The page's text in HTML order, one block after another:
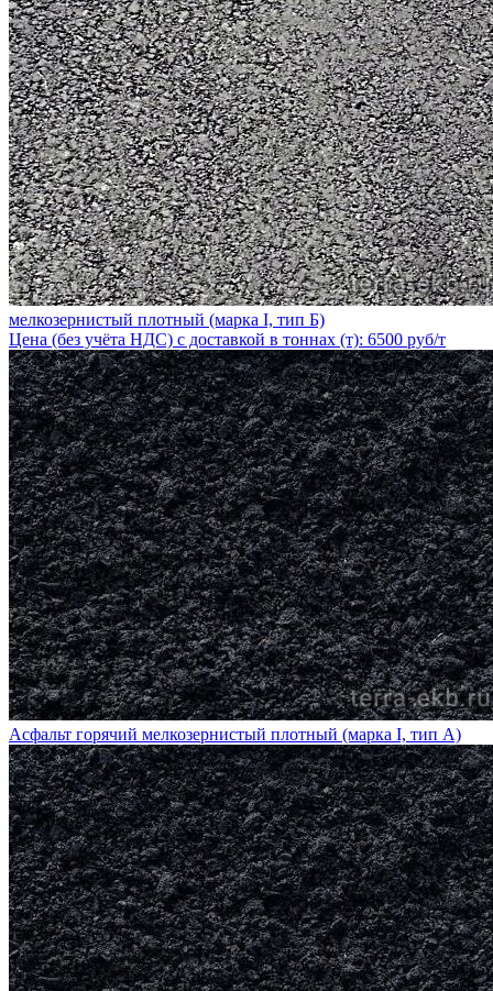
мелкозернистый плотный (марка I, тип Б)
Цена (без учёта НДС) с доставкой в тоннах (т): 6500 руб/т
Асфальт горячий мелкозернистый плотный (марка I, тип А)